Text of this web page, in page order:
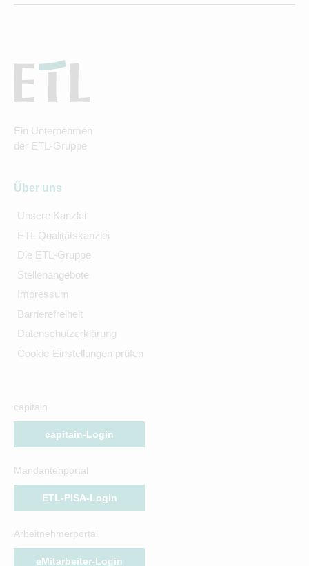
Ein Unternehmen
der ETL-Gruppe
Über uns
Unsere Kanzlei
ETL Qualitätskanzlei
Die ETL-Gruppe
Stellenangebote
Impressum
Barrierefreiheit
Datenschutzerklärung
Cookie-Einstellungen prüfen
capitain
capitain-Login
Mandantenportal
ETL-PISA-Login
Arbeitnehmerportal
eMitarbeiter-Login